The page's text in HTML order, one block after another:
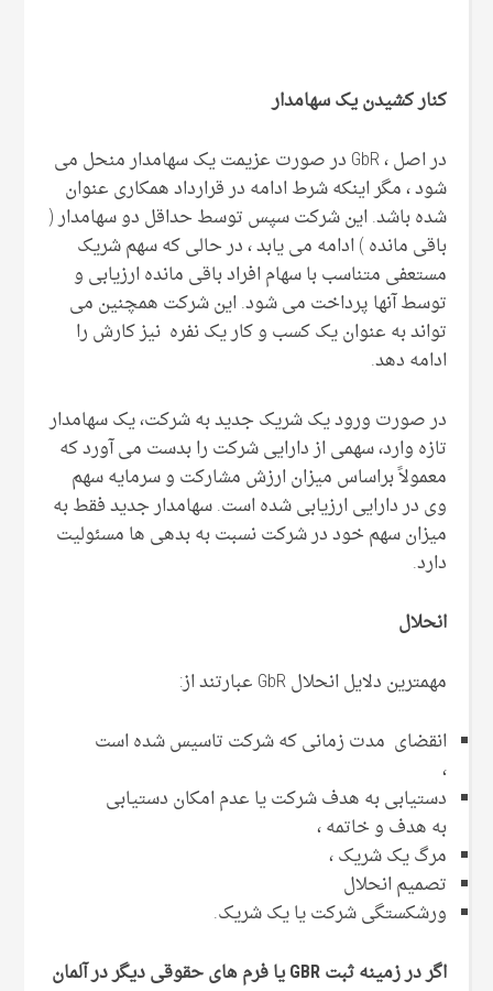
کنار کشیدن یک سهامدار
در اصل ، GbR در صورت عزیمت یک سهامدار منحل می
شود ، مگر اینکه شرط ادامه در قرارداد همکاری عنوان
شده باشد. این شرکت سپس توسط حداقل دو سهامدار (
باقی مانده ) ادامه می یابد ، در حالی که سهم شریک
مستعفی متناسب با سهام افراد باقی مانده ارزیابی و
توسط آنها پرداخت می شود. این شرکت همچنین می
تواند به عنوان یک کسب و کار یک نفره نیز کارش را
ادامه دهد.
در صورت ورود یک شریک جدید به شرکت، یک سهامدار
تازه وارد، سهمی از دارایی شرکت را بدست می آورد که
معمولاً براساس میزان ارزش مشارکت و سرمایه سهم
وی در دارایی ارزیابی شده است. سهامدار جدید فقط به
میزان سهم خود در شرکت نسبت به بدهی ها مسئولیت
دارد.
انحلال
مهمترین دلایل انحلال GbR عبارتند از:
انقضای مدت زمانی که شرکت تاسیس شده است
،
دستیابی به هدف شرکت یا عدم امکان دستیابی
به هدف و خاتمه ،
مرگ یک شریک ،
تصمیم انحلال
ورشکستگی شرکت یا یک شریک.
اگر در زمینه ثبت GBR یا فرم های حقوقی دیگر در آلمان